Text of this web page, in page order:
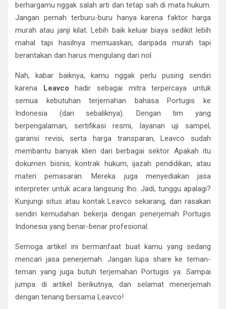
berhargamu nggak salah arti dan tetap sah di mata hukum.
Jangan pernah terburu-buru hanya karena faktor harga
murah atau janji kilat. Lebih baik keluar biaya sedikit lebih
mahal tapi hasilnya memuaskan, daripada murah tapi
berantakan dan harus mengulang dari nol.
Nah, kabar baiknya, kamu nggak perlu pusing sendiri
karena Leavco hadir sebagai mitra terpercaya untuk
semua kebutuhan terjemahan bahasa Portugis ke
Indonesia (dan sebaliknya). Dengan tim yang
berpengalaman, sertifikasi resmi, layanan uji sampel,
garansi revisi, serta harga transparan, Leavco sudah
membantu banyak klien dari berbagai sektor. Apakah itu
dokumen bisnis, kontrak hukum, ijazah pendidikan, atau
materi pemasaran. Mereka juga menyediakan jasa
interpreter untuk acara langsung lho. Jadi, tunggu apalagi?
Kunjungi situs atau kontak Leavco sekarang, dan rasakan
sendiri kemudahan bekerja dengan penerjemah Portugis
Indonesia yang benar-benar profesional.
Semoga artikel ini bermanfaat buat kamu yang sedang
mencari jasa penerjemah. Jangan lupa share ke teman-
teman yang juga butuh terjemahan Portugis ya. Sampai
jumpa di artikel berikutnya, dan selamat menerjemah
dengan tenang bersama Leavco!